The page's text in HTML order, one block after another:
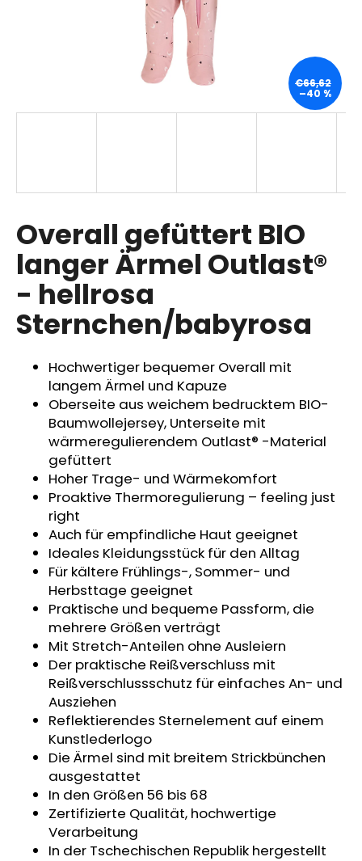
Overall gefüttert BIO
langer Ärmel Outlast®
- hellrosa
Sternchen/babyrosa
Hochwertiger bequemer Overall mit
langem Ärmel und Kapuze
Oberseite aus weichem bedrucktem BIO-
Baumwollejersey, Unterseite mit
wärmeregulierendem Outlast® -Material
gefüttert
Hoher Trage- und Wärmekomfort
Proaktive Thermoregulierung – feeling just
right
Auch für empfindliche Haut geeignet
Ideales Kleidungsstück für den Alltag
Für kältere Frühlings-, Sommer- und
Herbsttage geeignet
Praktische und bequeme Passform, die
mehrere Größen verträgt
Mit Stretch-Anteilen ohne Ausleiern
Der praktische Reißverschluss mit
Reißverschlussschutz für einfaches An- und
Ausziehen
Reflektierendes Sternelement auf einem
Kunstlederlogo
Die Ärmel sind mit breitem Strickbünchen
ausgestattet
In den Größen 56 bis 68
Zertifizierte Qualität, hochwertige
Verarbeitung
In der Tschechischen Republik hergestellt
€66,62
–40 %
SUCHEN
p
f
e
h
l
e
n
KINDERSITZUNTERLAGE
OUTLAST®
GRAU
MELIERT
€24,90